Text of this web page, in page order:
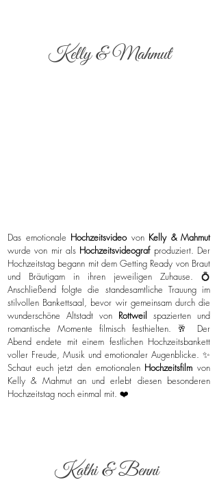
Kelly & Mahmut
Das emotionale Hochzeitsvideovon Kelly & Mahmut
wurde von mir als Hochzeitsvideograf produziert. Der
Hochzeitstag begann mit dem Getting Ready von Braut
und Bräutigam in ihren jeweiligen Zuhause. 💍
Anschließend folgte die standesamtliche Trauung im
stilvollen Bankettsaal, bevor wir gemeinsam durch die
wunderschöne Altstadt von Rottweil spazierten und
romantische Momente filmisch festhielten. 🥂 Der
Abend endete mit einem festlichen Hochzeitsbankett
voller Freude, Musik und emotionaler Augenblicke. ✨
Schaut euch jetzt den emotionalen Hochzeitsfilmvon
Kelly & Mahmut an und erlebt diesen besonderen
Hochzeitstag noch einmal mit. ❤️
Kathi & Benni